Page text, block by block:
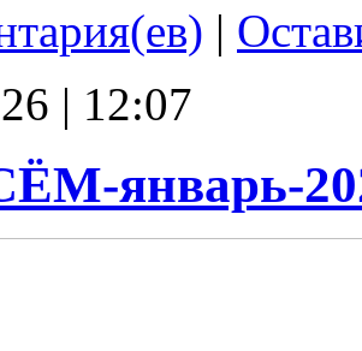
|
| 12:07
январь-